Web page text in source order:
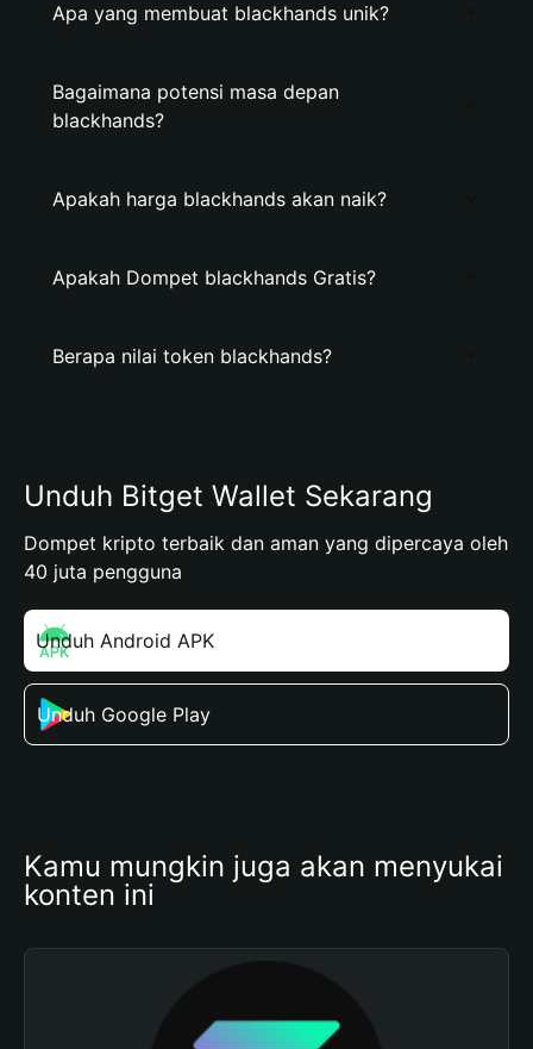
Apa yang membuat blackhands unik?
Bagaimana potensi masa depan
blackhands?
Apakah harga blackhands akan naik?
Apakah Dompet blackhands Gratis?
Berapa nilai token blackhands?
Unduh Bitget Wallet Sekarang
Dompet kripto terbaik dan aman yang dipercaya oleh
40 juta pengguna
Unduh Android APK
Unduh Google Play
Kamu mungkin juga akan menyukai
konten ini